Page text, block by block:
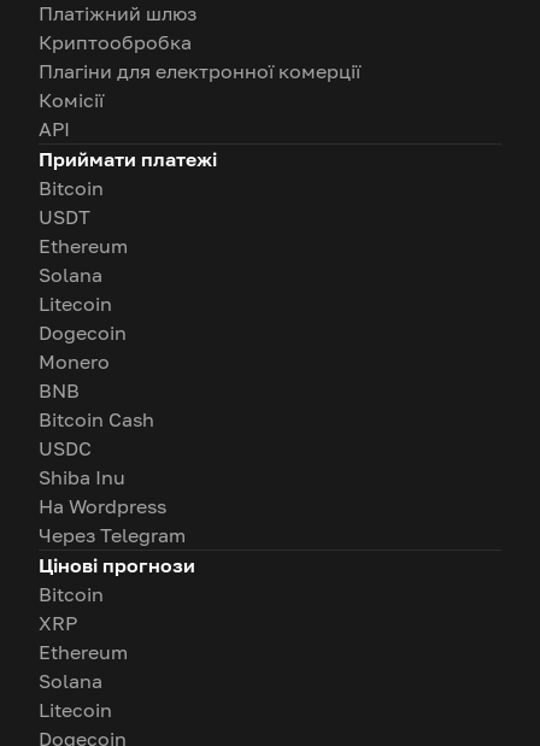
Платіжний шлюз
Криптообробка
Плагіни для електронної комерції
Комісії
API
Приймати платежі
Bitcoin
USDT
Ethereum
Solana
Litecoin
Dogecoin
Monero
BNB
Bitcoin Cash
USDC
Shiba Inu
На Wordpress
Через Telegram
Цінові прогнози
Bitcoin
XRP
Ethereum
Solana
Litecoin
Dogecoin